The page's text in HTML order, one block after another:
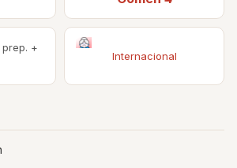
prep. +
Internacional